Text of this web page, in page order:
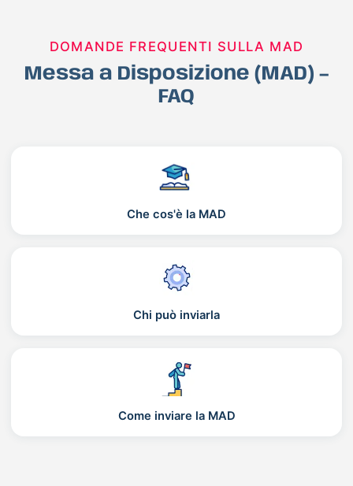
DOMANDE FREQUENTI SULLA MAD
Messa a Disposizione (MAD) –
FAQ
Che cos'è la MAD
Chi può inviarla
Come inviare la MAD